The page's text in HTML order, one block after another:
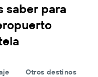
saber para
Otros destinos